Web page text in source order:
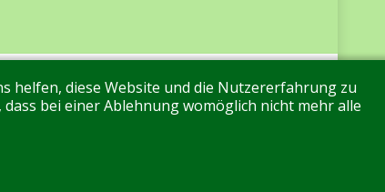
helfen, diese Website und die Nutzererfahrung zu
bei einer Ablehnung womöglich nicht mehr alle